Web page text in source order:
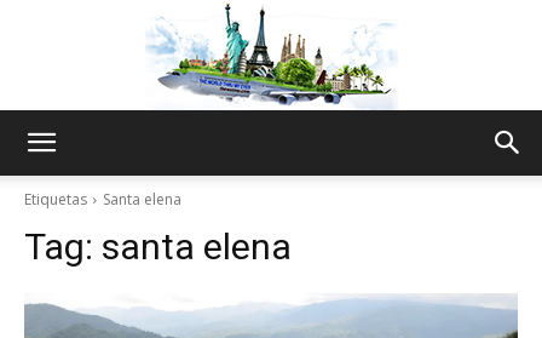
Etiquetas Santa elena
Tag: santa elena